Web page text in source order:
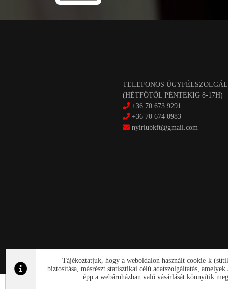
TELEFONOS
(HÉTFŐTŐL PÉNTEKIG 8-17H)
+36 70 673 9291
+36 70 674 0983
nyirlubkft@gmail.com
Tájékoztatjuk, hogy a weboldalon használt cookie-k
biztosítása, másrészt statisztikai célú adatszolgáltatás,
épp a webáruházban való vásárlását könnyítik